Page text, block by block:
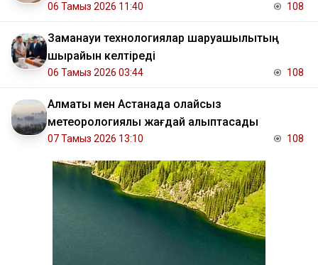
06 Тамыз 2026 11:40 108
Заманауи технологиялар шаруашылықтың
шырайын келтіреді
06 Тамыз 2026 03:44 108
Алматы мен Астанада қолайсыз
метеорологиялық жағдай қалыптасады
07 Тамыз 2026 13:10 108